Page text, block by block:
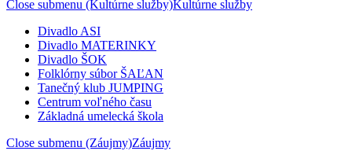
Close submenu (Kultúrne služby)Kultúrne služby
Divadlo ASI
Divadlo MATERINKY
Divadlo ŠOK
Folklórny súbor ŠAĽAN
Tanečný klub JUMPING
Centrum voľného času
Základná umelecká škola
Close submenu (Záujmy)Záujmy